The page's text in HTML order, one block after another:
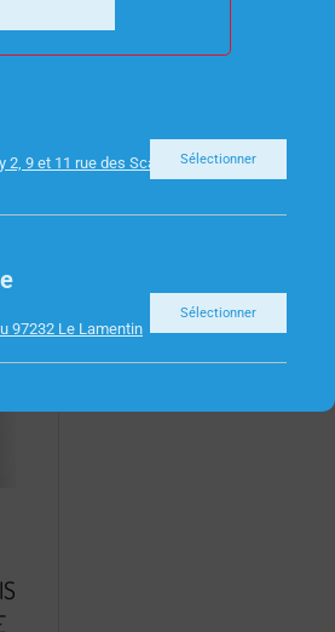
ADAPTATEUR USB 3.0
2, 9 et 11 rue des Scarabees 97300
Sélectionner
97232 Le Lamentin
Sélectionner